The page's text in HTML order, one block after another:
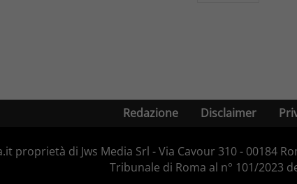
Redazione Disclaimer
proprietà di Jws Media Srl - Via Cavour 310 - 00184
Tribunale di Roma al n° 101/2023